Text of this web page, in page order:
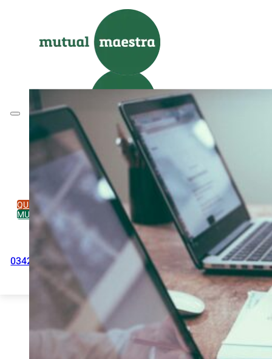
Saltar al pie de página
INSTITUCIONAL
SERVICIOS
CONTACTO
QUIERO ASOCIARME
MUTUAL ONLINE
0342-4532301 comercial@mutualmaestra.org.ar